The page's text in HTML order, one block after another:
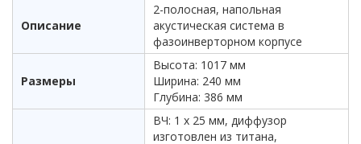
Описание
2-полосная, напольная
акустическая система в
фазоинверторном корпусе
Размеры
Высота: 1017 мм
Ширина: 240 мм
Глубина: 386 мм
ВЧ: 1 х 25 мм, диффузор
изготовлен из титана,